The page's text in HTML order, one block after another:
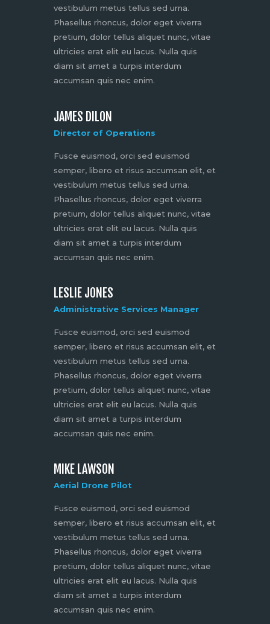
vestibulum metus tellus sed urna.
Phasellus rhoncus, dolor eget viverra
pretium, dolor tellus aliquet nunc, vitae
ultricies erat elit eu lacus. Nulla quis
diam sit amet a turpis interdum
accumsan quis nec enim.
JAMES DILON
Director of Operations
Fusce euismod, orci sed euismod
semper, libero et risus accumsan elit, et
vestibulum metus tellus sed urna.
Phasellus rhoncus, dolor eget viverra
pretium, dolor tellus aliquet nunc, vitae
ultricies erat elit eu lacus. Nulla quis
diam sit amet a turpis interdum
accumsan quis nec enim.
LESLIE JONES
Administrative Services Manager
Fusce euismod, orci sed euismod
semper, libero et risus accumsan elit, et
vestibulum metus tellus sed urna.
Phasellus rhoncus, dolor eget viverra
pretium, dolor tellus aliquet nunc, vitae
ultricies erat elit eu lacus. Nulla quis
diam sit amet a turpis interdum
accumsan quis nec enim.
MIKE LAWSON
Aerial Drone Pilot
Fusce euismod, orci sed euismod
semper, libero et risus accumsan elit, et
vestibulum metus tellus sed urna.
Phasellus rhoncus, dolor eget viverra
pretium, dolor tellus aliquet nunc, vitae
ultricies erat elit eu lacus. Nulla quis
diam sit amet a turpis interdum
accumsan quis nec enim.